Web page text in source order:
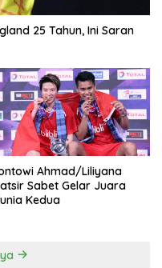
25 Tahun, Ini Saran
Ahmad/Liliyana
Sabet Gelar Juara
Kedua